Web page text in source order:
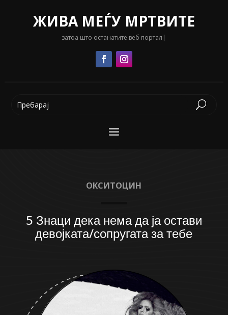
ЖИВА МЕЃУ МРТВИТЕ
затоа што останатите веб портали се
ОКСИТОЦИН
5 Знаци дека нема да ја остави
девојката/сопругата за тебе